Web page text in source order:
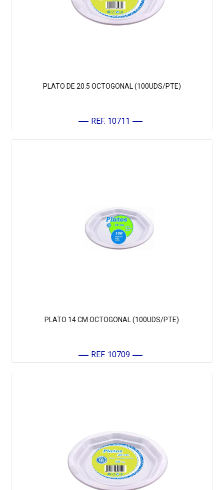
PLATO DE 20.5 OCTOGONAL (100UDS/PTE)
REF. 10711
PLATO 14 CM OCTOGONAL (100UDS/PTE)
REF. 10709